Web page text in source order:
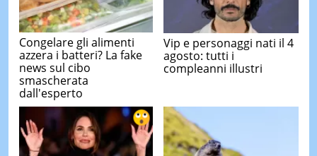
Congelare gli alimenti
azzera i batteri? La fake
news sul cibo
smascherata
dall'esperto
Vip e personaggi nati il 4
agosto: tutti i
compleanni illustri